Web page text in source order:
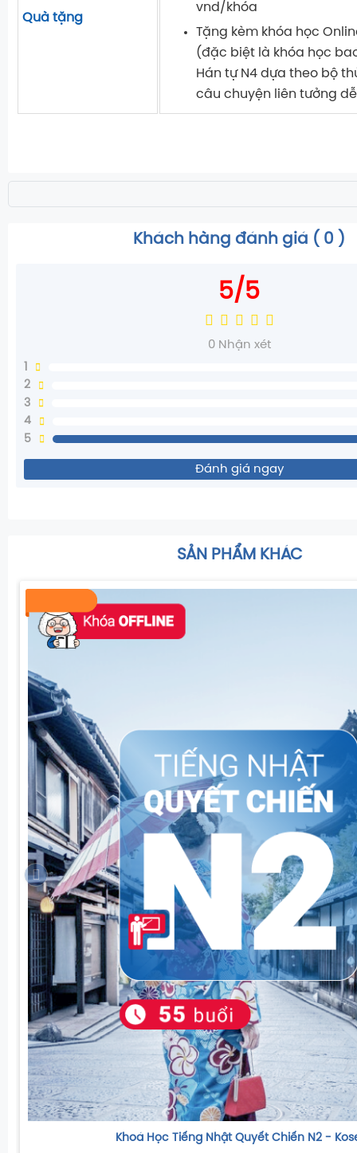
Quà tặng
vnd/khóa
Tặng kèm khóa học
(đặc biệt là khóa học
Hán tự N4 dựa theo bộ
câu chuyện liên tưởng
Khách hàng đánh giá ( 0 )
5/5
0 Nhận xét
2
3
4
5
Đánh giá ngay
SẢN PHẨM KHÁC
Khoá Học Tiếng Nhật Quyết Chiến N2 -